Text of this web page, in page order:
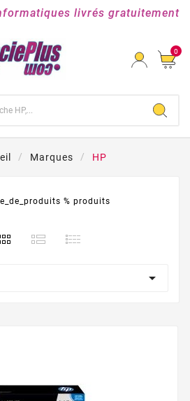
livrés gratuitement
0
Marques HP
% produits
